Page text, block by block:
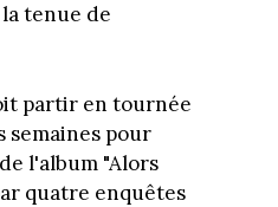
tenue de
partir en tournée
semaines pour
l'album "Alors
quatre enquêtes